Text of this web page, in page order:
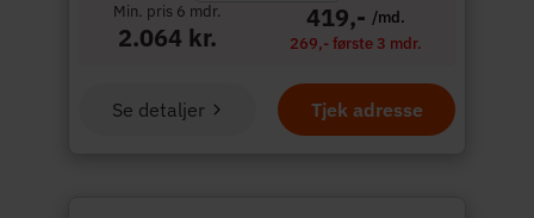
Min. pris 6 mdr.
2.064 kr.
419,- /md.
269,- første 3 mdr.
Tjek adresse
Se detaljer